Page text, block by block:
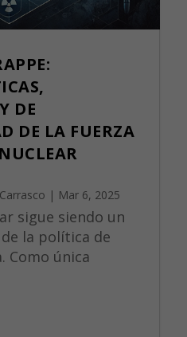
DE
DE LA FUERZA
| Mar 6, 2025
sigue siendo un
la política de
Como única